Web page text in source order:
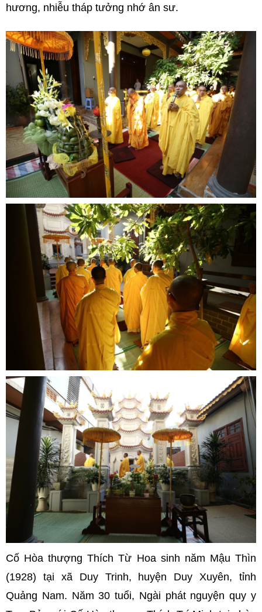
hương, nhiễu tháp tưởng nhớ ân sư.
Cố Hòa thượng Thích Từ Hoa sinh năm Mậu Thìn
(1928) tại xã Duy Trinh, huyện Duy Xuyên, tỉnh
Quảng Nam. Năm 30 tuổi, Ngài phát nguyện quy y